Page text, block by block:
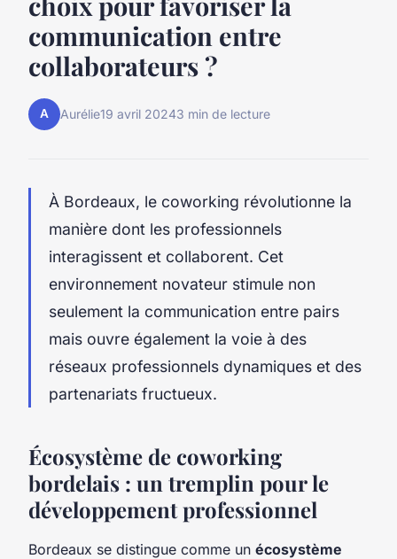
communication entre
collaborateurs ?
A Aurélie19 avril 20243 min de lecture
À Bordeaux, le coworking révolutionne la
manière dont les professionnels
interagissent et collaborent. Cet
environnement novateur stimule non
seulement la communication entre pairs
mais ouvre également la voie à des
réseaux professionnels dynamiques et des
partenariats fructueux.
Écosystème de coworking
bordelais : un tremplin pour le
développement professionnel
Bordeaux se distingue comme un écosystème